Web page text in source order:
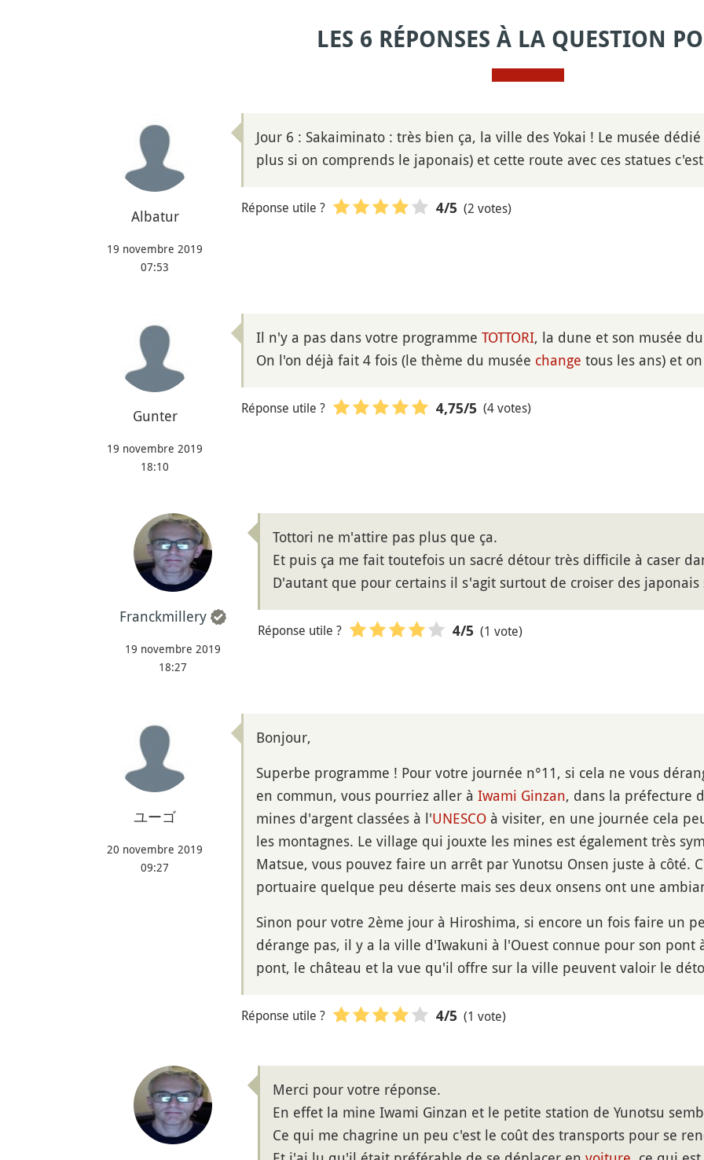
LES 6 RÉPONSES À LA QUESTION
Albatur
19 novembre 2019
07:53
Jour 6 : Sakaiminato : très bien ça, la ville des Yokai ! Le musée
plus si on comprends le japonais) et cette route avec ces statues
Réponse utile ? 4/5 (2 votes)
Gunter
19 novembre 2019
18:10
Il n'y a pas dans votre programme TOTTORI, la dune et son musée
On l'on déjà fait 4 fois (le thème du musée change tous les ans) et
Réponse utile ? 4,75/5 (4 votes)
Franckmillery
19 novembre 2019
18:27
Tottori ne m'attire pas plus que ça.
Et puis ça me fait toutefois un sacré détour très difficile à caser
D'autant que pour certains il s'agit surtout de croiser des
Réponse utile ? 4/5 (1 vote)
ユーゴ
20 novembre 2019
09:27
Bonjour,
Superbe programme ! Pour votre journée n°11, si cela ne vous
en commun, vous pourriez aller à Iwami Ginzan, dans la préfecture
mines d'argent classées à l'UNESCO à visiter, en une journée cela
les montagnes. Le village qui jouxte les mines est également très
Matsue, vous pouvez faire un arrêt par Yunotsu Onsen juste à côté.
portuaire quelque peu déserte mais ses deux onsens ont une
Sinon pour votre 2ème jour à Hiroshima, si encore un fois faire un
dérange pas, il y a la ville d'Iwakuni à l'Ouest connue pour son pont
pont, le château et la vue qu'il offre sur la ville peuvent valoir le
Réponse utile ? 4/5 (1 vote)
Merci pour votre réponse.
En effet la mine Iwami Ginzan et le petite station de Yunotsu
Ce qui me chagrine un peu c'est le coût des transports pour se